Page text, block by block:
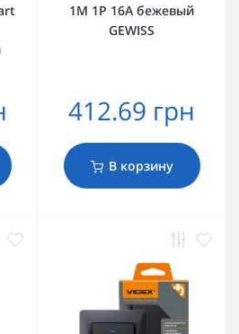
1М 1P 16A бежевый
GEWISS
412.69 грн
В корзину